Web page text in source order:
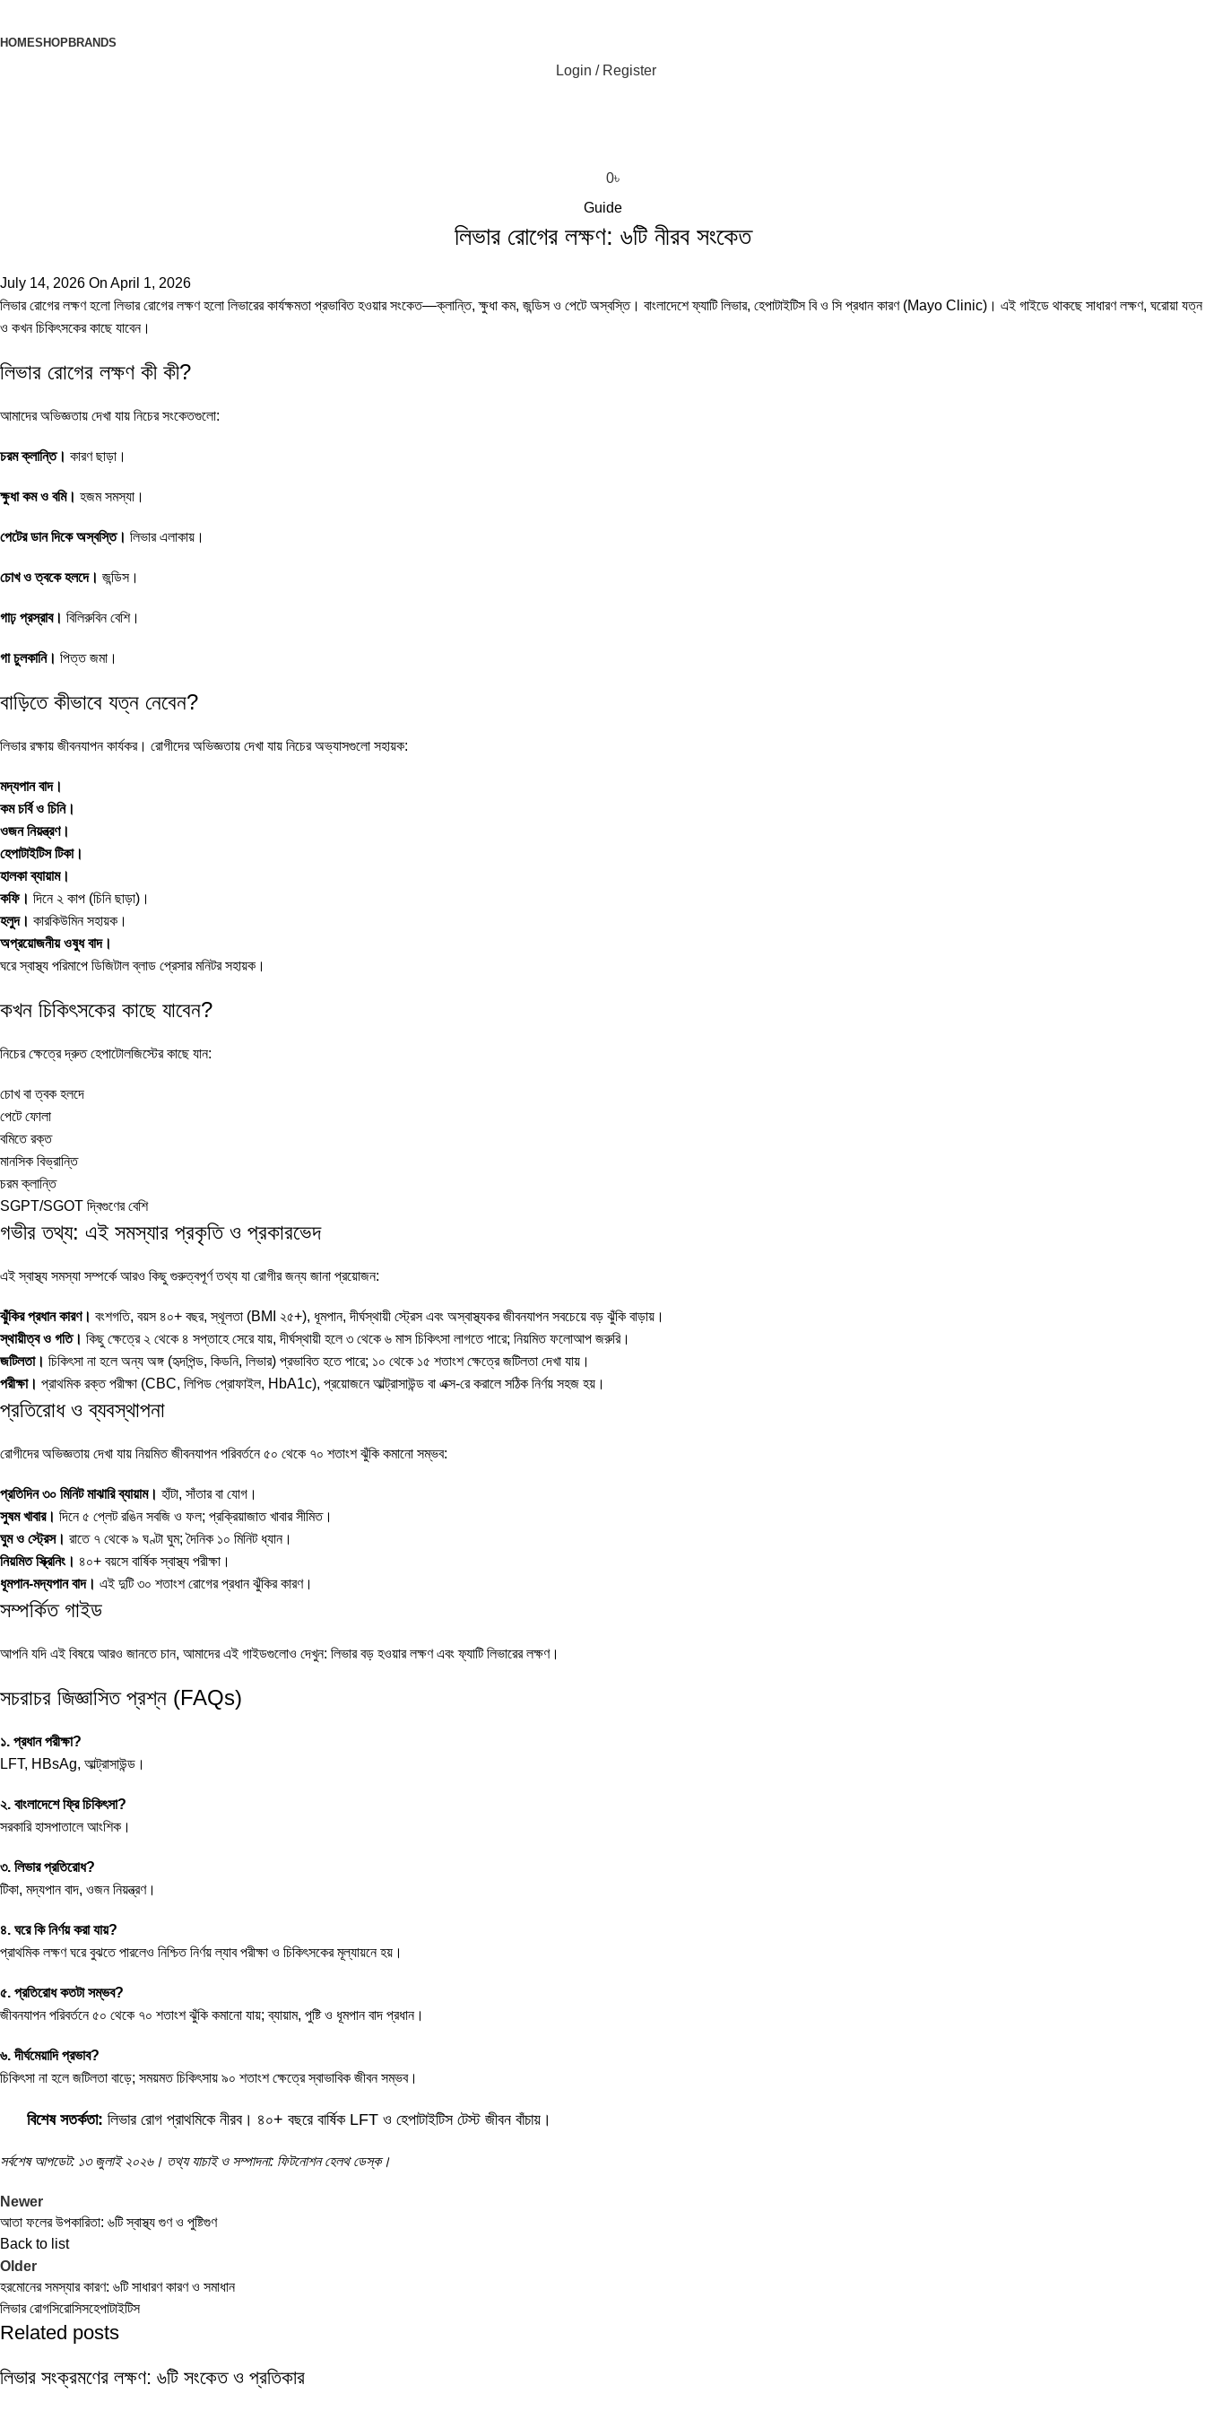
HOMESHOPBRANDS
Login / Register
0৳
Guide
লিভার রোগের লক্ষণ: ৬টি নীরব সংকেত
July 14, 2026 On April 1, 2026
লিভার রোগের লক্ষণ হলো লিভার রোগের লক্ষণ হলো লিভারের কার্যক্ষমতা প্রভাবিত হওয়ার সংকেত—ক্লান্তি, ক্ষুধা কম, জন্ডিস ও পেটে অস্বস্তি। বাংলাদেশে ফ্যাটি লিভার, হেপাটাইটিস বি ও সি প্রধান কারণ (Mayo Clinic)। এই গাইডে থাকছে সাধারণ লক্ষণ, ঘরোয়া যত্ন
ও কখন চিকিৎসকের কাছে যাবেন।
লিভার রোগের লক্ষণ কী কী?
আমাদের অভিজ্ঞতায় দেখা যায় নিচের সংকেতগুলো:
চরম ক্লান্তি। কারণ ছাড়া।
ক্ষুধা কম ও বমি। হজম সমস্যা।
পেটের ডান দিকে অস্বস্তি। লিভার এলাকায়।
চোখ ও ত্বকে হলদে। জন্ডিস।
গাঢ় প্রস্রাব। বিলিরুবিন বেশি।
গা চুলকানি। পিত্ত জমা।
বাড়িতে কীভাবে যত্ন নেবেন?
লিভার রক্ষায় জীবনযাপন কার্যকর। রোগীদের অভিজ্ঞতায় দেখা যায় নিচের অভ্যাসগুলো সহায়ক:
মদ্যপান বাদ।
কম চর্বি ও চিনি।
ওজন নিয়ন্ত্রণ।
হেপাটাইটিস টিকা।
হালকা ব্যায়াম।
কফি। দিনে ২ কাপ (চিনি ছাড়া)।
হলুদ। কারকিউমিন সহায়ক।
অপ্রয়োজনীয় ওষুধ বাদ।
ঘরে স্বাস্থ্য পরিমাপে ডিজিটাল ব্লাড প্রেসার মনিটরসহায়ক।
কখন চিকিৎসকের কাছে যাবেন?
নিচের ক্ষেত্রে দ্রুত হেপাটোলজিস্টের কাছে যান:
চোখ বা ত্বক হলদে
পেটে ফোলা
বমিতে রক্ত
মানসিক বিভ্রান্তি
চরম ক্লান্তি
SGPT/SGOT দ্বিগুণের বেশি
গভীর তথ্য: এই সমস্যার প্রকৃতি ও প্রকারভেদ
এই স্বাস্থ্য সমস্যা সম্পর্কে আরও কিছু গুরুত্বপূর্ণ তথ্য যা রোগীর জন্য জানা প্রয়োজন:
ঝুঁকির প্রধান কারণ। বংশগতি, বয়স ৪০+ বছর, স্থূলতা (BMI ২৫+), ধূমপান, দীর্ঘস্থায়ী স্ট্রেস এবং অস্বাস্থ্যকর জীবনযাপন সবচেয়ে বড় ঝুঁকি বাড়ায়।
স্থায়ীত্ব ও গতি। কিছু ক্ষেত্রে ২ থেকে ৪ সপ্তাহে সেরে যায়, দীর্ঘস্থায়ী হলে ৩ থেকে ৬ মাস চিকিৎসা লাগতে পারে; নিয়মিত ফলোআপ জরুরি।
জটিলতা। চিকিৎসা না হলে অন্য অঙ্গ (হৃদপিন্ড, কিডনি, লিভার) প্রভাবিত হতে পারে; ১০ থেকে ১৫ শতাংশ ক্ষেত্রে জটিলতা দেখা যায়।
পরীক্ষা। প্রাথমিক রক্ত পরীক্ষা (CBC, লিপিড প্রোফাইল, HbA1c), প্রয়োজনে আল্ট্রাসাউন্ড বা এক্স-রে করালে সঠিক নির্ণয় সহজ হয়।
প্রতিরোধ ও ব্যবস্থাপনা
রোগীদের অভিজ্ঞতায় দেখা যায় নিয়মিত জীবনযাপন পরিবর্তনে ৫০ থেকে ৭০ শতাংশ ঝুঁকি কমানো সম্ভব:
প্রতিদিন ৩০ মিনিট মাঝারি ব্যায়াম। হাঁটা, সাঁতার বা যোগ।
সুষম খাবার। দিনে ৫ প্লেট রঙিন সবজি ও ফল; প্রক্রিয়াজাত খাবার সীমিত।
ঘুম ও স্ট্রেস। রাতে ৭ থেকে ৯ ঘণ্টা ঘুম; দৈনিক ১০ মিনিট ধ্যান।
নিয়মিত স্ক্রিনিং। ৪০+ বয়সে বার্ষিক স্বাস্থ্য পরীক্ষা।
ধূমপান-মদ্যপান বাদ। এই দুটি ৩০ শতাংশ রোগের প্রধান ঝুঁকির কারণ।
সম্পর্কিত গাইড
আপনি যদি এই বিষয়ে আরও জানতে চান, আমাদের এই গাইডগুলোও দেখুন: লিভার বড় হওয়ার লক্ষণএবংফ্যাটি লিভারের লক্ষণ।
সচরাচর জিজ্ঞাসিত প্রশ্ন (FAQs)
১. প্রধান পরীক্ষা?
LFT, HBsAg, আল্ট্রাসাউন্ড।
২. বাংলাদেশে ফ্রি চিকিৎসা?
সরকারি হাসপাতালে আংশিক।
৩. লিভার প্রতিরোধ?
টিকা, মদ্যপান বাদ, ওজন নিয়ন্ত্রণ।
৪. ঘরে কি নির্ণয় করা যায়?
প্রাথমিক লক্ষণ ঘরে বুঝতে পারলেও নিশ্চিত নির্ণয় ল্যাব পরীক্ষা ও চিকিৎসকের মূল্যায়নে হয়।
৫. প্রতিরোধ কতটা সম্ভব?
জীবনযাপন পরিবর্তনে ৫০ থেকে ৭০ শতাংশ ঝুঁকি কমানো যায়; ব্যায়াম, পুষ্টি ও ধূমপান বাদ প্রধান।
৬. দীর্ঘমেয়াদি প্রভাব?
চিকিৎসা না হলে জটিলতা বাড়ে; সময়মত চিকিৎসায় ৯০ শতাংশ ক্ষেত্রে স্বাভাবিক জীবন সম্ভব।
বিশেষ সতর্কতা: লিভার রোগ প্রাথমিকে নীরব। ৪০+ বছরে বার্ষিক LFT ও হেপাটাইটিস টেস্ট জীবন বাঁচায়।
সর্বশেষ আপডেট: ১৩ জুলাই ২০২৬। তথ্য যাচাই ও সম্পাদনা: ফিটনোশন হেলথ ডেস্ক।
Newer
আতা ফলের উপকারিতা: ৬টি স্বাস্থ্য গুণ ও পুষ্টিগুণ
Back to list
Older
হরমোনের সমস্যার কারণ: ৬টি সাধারণ কারণ ও সমাধান
লিভার রোগসিরোসিসহেপাটাইটিস
Related posts
লিভার সংক্রমণের লক্ষণ: ৬টি সংকেত ও প্রতিকার